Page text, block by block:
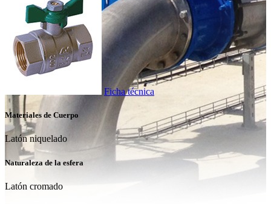
Ficha técnica
Materiales de Cuerpo
Latón niquelado
Naturaleza de la esfera
Latón cromado